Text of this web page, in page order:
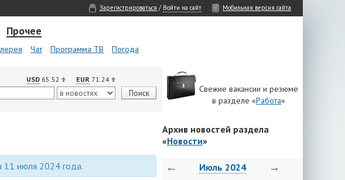
Зарегистрироваться / Войти на сайт Мобильная версия сайта
Прочее
Чат Программа ТВ Погода
USD 65.52 EUR 71.24
Свежие вакансии и резюме
в разделе «Работа»
11 июля 2024 года.
Архив новостей раздела
«Новости»
← Июль 2024 →